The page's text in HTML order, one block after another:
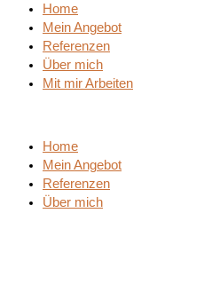
Home
Mein Angebot
Referenzen
Über mich
Mit mir Arbeiten
Home
Mein Angebot
Referenzen
Über mich